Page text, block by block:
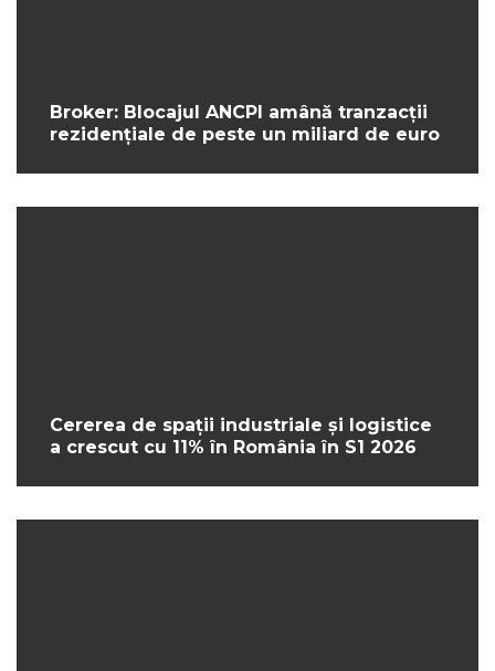
Broker: Blocajul ANCPI amână tranzacții
rezidențiale de peste un miliard de euro
Cererea de spații industriale și logistice
a crescut cu 11% în România în S1 2026